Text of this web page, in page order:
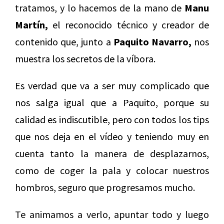
tratamos, y lo hacemos de la mano de Manu
Martín, el reconocido técnico y creador de
contenido que, junto a Paquito Navarro, nos
muestra los secretos de la víbora.
Es verdad que va a ser muy complicado que
nos salga igual que a Paquito, porque su
calidad es indiscutible, pero con todos los tips
que nos deja en el vídeo y teniendo muy en
cuenta tanto la manera de desplazarnos,
como de coger la pala y colocar nuestros
hombros, seguro que progresamos mucho.
Te animamos a verlo, apuntar todo y luego